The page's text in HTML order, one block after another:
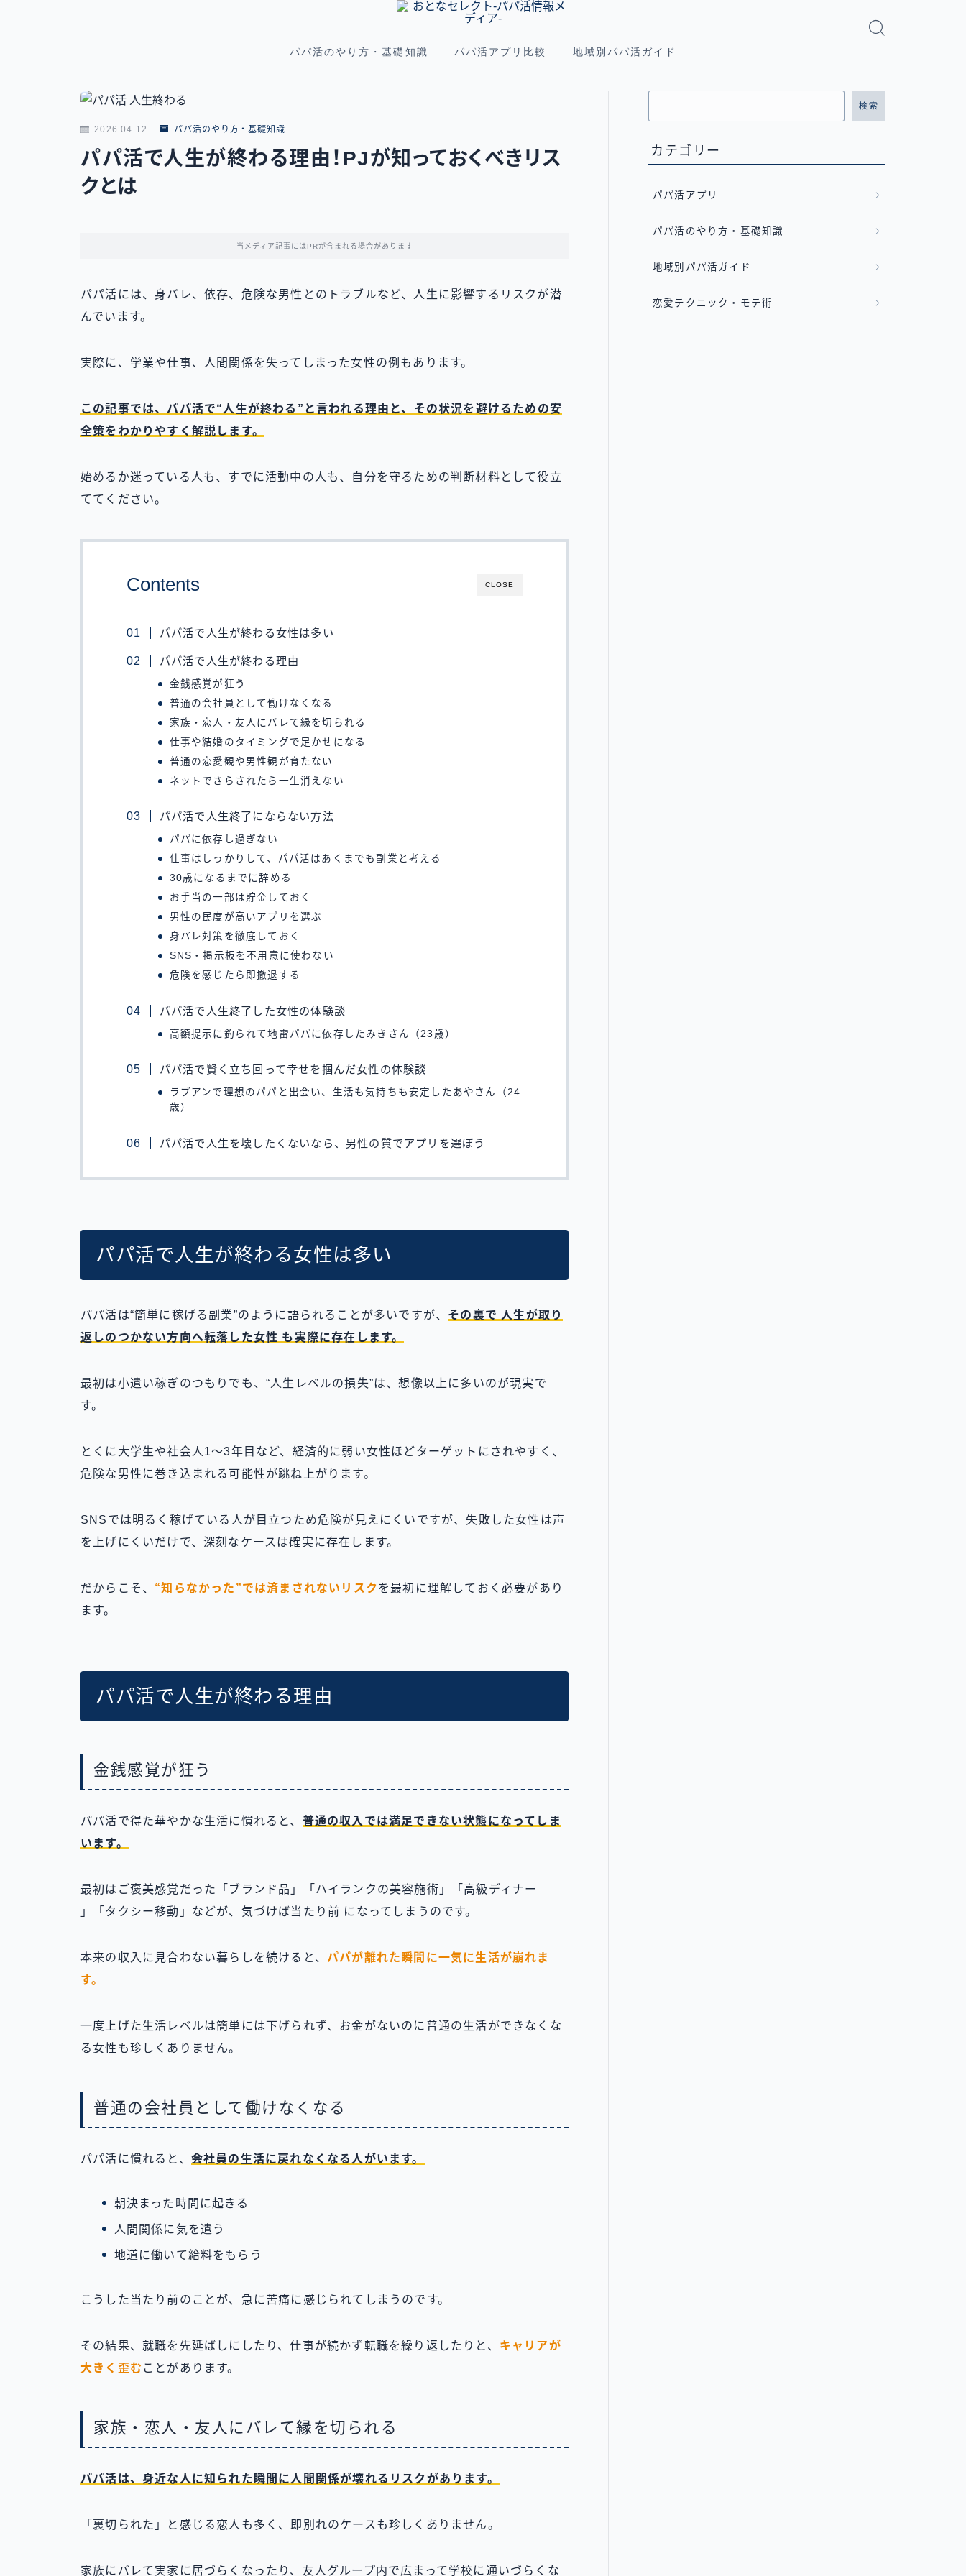
パパ活のやり方・基礎知識 パパ活アプリ比較 地域別パパ活ガイド
2026.04.12 パパ活のやり方・基礎知識
パパ活で人生が終わる理由！PJが知っておくべきリス
クとは
当メディア記事にはPRが含まれる場合があります
パパ活には、身バレ、依存、危険な男性とのトラブルなど、人生に影響するリスクが潜
んでいます。
実際に、学業や仕事、人間関係を失ってしまった女性の例もあります。
この記事では、パパ活で“人生が終わる”と言われる理由と、その状況を避けるための安
全策をわかりやすく解説します。
始めるか迷っている人も、すでに活動中の人も、自分を守るための判断材料として役立
ててください。
CLOSE
Contents
パパ活で人生が終わる女性は多い
パパ活で人生が終わる理由
金銭感覚が狂う
普通の会社員として働けなくなる
家族・恋人・友人にバレて縁を切られる
仕事や結婚のタイミングで足かせになる
普通の恋愛観や男性観が育たない
ネットでさらされたら一生消えない
パパ活で人生終了にならない方法
パパに依存し過ぎない
仕事はしっかりして、パパ活はあくまでも副業と考える
30歳になるまでに辞める
お手当の一部は貯金しておく
男性の民度が高いアプリを選ぶ
身バレ対策を徹底しておく
SNS・掲示板を不用意に使わない
危険を感じたら即撤退する
パパ活で人生終了した女性の体験談
高額提示に釣られて地雷パパに依存したみきさん（23歳）
パパ活で賢く立ち回って幸せを掴んだ女性の体験談
ラブアンで理想のパパと出会い、生活も気持ちも安定したあやさん（24
歳）
パパ活で人生を壊したくないなら、男性の質でアプリを選ぼう
パパ活で人生が終わる女性は多い
パパ活は“簡単に稼げる副業”のように語られることが多いですが、 その裏で 人生が取り
返しのつかない方向へ転落した女性 も実際に存在します。
最初は小遣い稼ぎのつもりでも、“人生レベルの損失”は、想像以上に多いのが現実で
す。
とくに大学生や社会人1〜3年目など、経済的に弱い女性ほどターゲットにされやすく、
危険な男性に巻き込まれる可能性が跳ね上がります。
SNSでは明るく稼げている人が目立つため危険が見えにくいですが、失敗した女性は声
を上げにくいだけで、深刻なケースは確実に存在します。
だからこそ、 “知らなかった”では済まされないリスクを最初に理解しておく必要があり
ます。
パパ活で人生が終わる理由
金銭感覚が狂う
パパ活で得た華やかな生活に慣れると、 普通の収入では満足できない状態になってしま
います。
最初はご褒美感覚だった「ブランド品」「ハイランクの美容施術」「高級ディナー
」「タクシー移動」などが、気づけば当たり前 になってしまうのです。
本来の収入に見合わない暮らしを続けると、 パパが離れた瞬間に一気に生活が崩れま
す。
一度上げた生活レベルは簡単には下げられず、お金がないのに普通の生活ができなくな
る女性も珍しくありません。
普通の会社員として働けなくなる
パパ活に慣れると、 会社員の生活に戻れなくなる人がいます。
朝決まった時間に起きる
人間関係に気を遣う
地道に働いて給料をもらう
こうした当たり前のことが、急に苦痛に感じられてしまうのです。
その結果、就職を先延ばしにしたり、仕事が続かず転職を繰り返したりと、 キャリアが
大きく歪む ことがあります。
家族・恋人・友人にバレて縁を切られる
パパ活は、身近な人に知られた瞬間に人間関係が壊れるリスクがあります。
「裏切られた」と感じる恋人も多く、即別れのケースも珍しくありません。
家族にバレて実家に居づらくなったり、友人グループ内で広まって学校に通いづらくな
検索
カテゴリー
パパ活アプリ
パパ活のやり方・基礎知識
地域別パパ活ガイド
恋愛テクニック・モテ術